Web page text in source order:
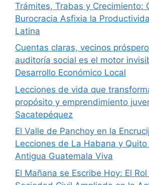
Trámites, Trabas y Crecimiento:
Burocracia Asfixia la
Latina
Cuentas claras, vecinos
auditoría social es el motor
Desarrollo Económico Local
Lecciones de vida que
propósito y emprendimiento
Sacatepéquez
El Valle de Panchoy en la
Lecciones de La Habana y Quito
Antigua Guatemala Viva
El Mañana se Escribe Hoy: El